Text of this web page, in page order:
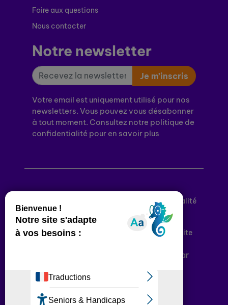
Foire aux questions
Nous contacter
Notre newsletter
Je m’inscris
Votre email est uniquement utilisé pour nos
newsletters. Vous pouvez vous désabonner
à tout moment. Consultez notre politique de
confidentialité pour en savoir plus
Politique de confidentialité
Conditions générales d’utilisation
Déclaration d’accessibilité
Plan du site
Plateforme développée en France par